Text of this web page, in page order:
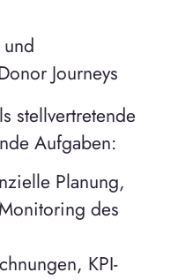
Journeys
stellvertretende
Aufgaben:
Planung,
des
KPI-